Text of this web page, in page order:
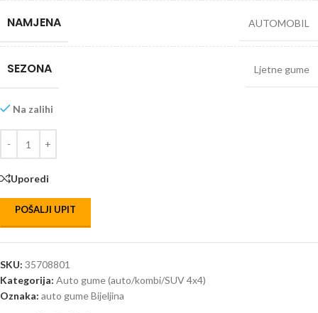
NAMJENA AUTOMOBIL
SEZONA Ljetne gume
Na zalihi
Uporedi
POŠALJI UPIT
SKU: 35708801
Kategorija: Auto gume (auto/kombi/SUV 4x4)
Oznaka: auto gume Bijeljina